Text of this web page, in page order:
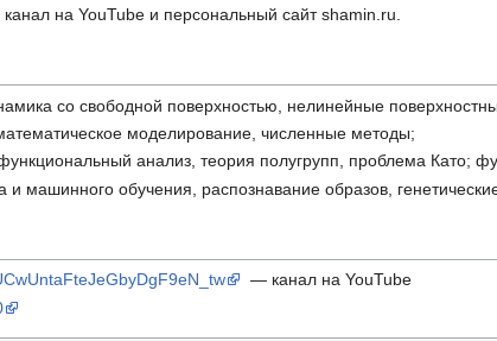
на YouTube и персональный сайт shamin.ru.
со свободной поверхностью, нелинейные
моделирование, численные методы;
анализ, теория полугрупп, проблема Като;
и машинного обучения, распознавание образов,
— канал на YouTube